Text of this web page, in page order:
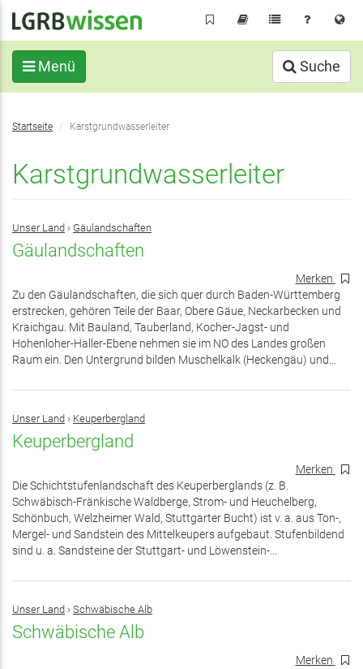
Inhalt
Menü Suche
Sie
hier:
Startseite Karstgrundwasserleiter
Karstgrundwasserleiter
Unser Land › Gäulandschaften
Gäulandschaften
Merken
Zu den Gäulandschaften, die sich quer durch Baden-Württemberg
erstrecken, gehören Teile der Baar, Obere Gäue, Neckarbecken und
Kraichgau. Mit Bauland, Tauberland, Kocher-Jagst- und
Hohenloher-Haller-Ebene nehmen sie im NO des Landes großen
Raum ein. Den Untergrund bilden Muschelkalk (Heckengäu) und...
Unser Land › Keuperbergland
Keuperbergland
Merken
Die Schichtstufenlandschaft des Keuperberglands (z. B.
Schwäbisch-Fränkische Waldberge, Strom- und Heuchelberg,
Schönbuch, Welzheimer Wald, Stuttgarter Bucht) ist v. a. aus Ton-,
Mergel- und Sandstein des Mittelkeupers aufgebaut. Stufenbildend
sind u. a. Sandsteine der Stuttgart- und Löwenstein-...
Unser Land › Schwäbische Alb
Schwäbische Alb
Merken